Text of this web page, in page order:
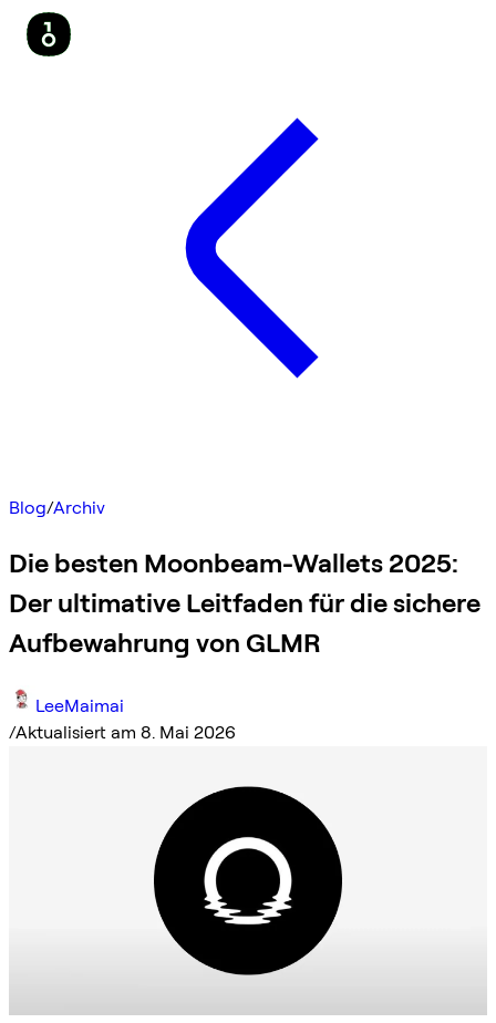
Blog/Archiv
Die besten Moonbeam-Wallets 2025:
Der ultimative Leitfaden für die sichere
Aufbewahrung von GLMR
LeeMaimai
/Aktualisiert am 8. Mai 2026